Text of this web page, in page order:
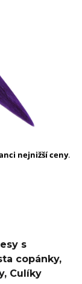
nejnižší ceny.
s
copánky,
, Culíky